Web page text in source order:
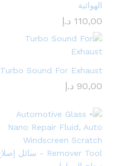
الهوائية
110,00 د.إ
Turbo Sound For Exhaust
90,00 د.إ